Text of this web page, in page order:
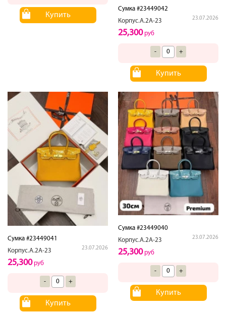
Купить
Сумка #23449042
Корпус.А.2А-23
23.07.2026
25,300руб
- +
Купить
Сумка #23449041
Корпус.А.2А-23
23.07.2026
25,300руб
- +
Купить
Сумка #23449040
Корпус.А.2А-23
23.07.2026
25,300руб
- +
Купить